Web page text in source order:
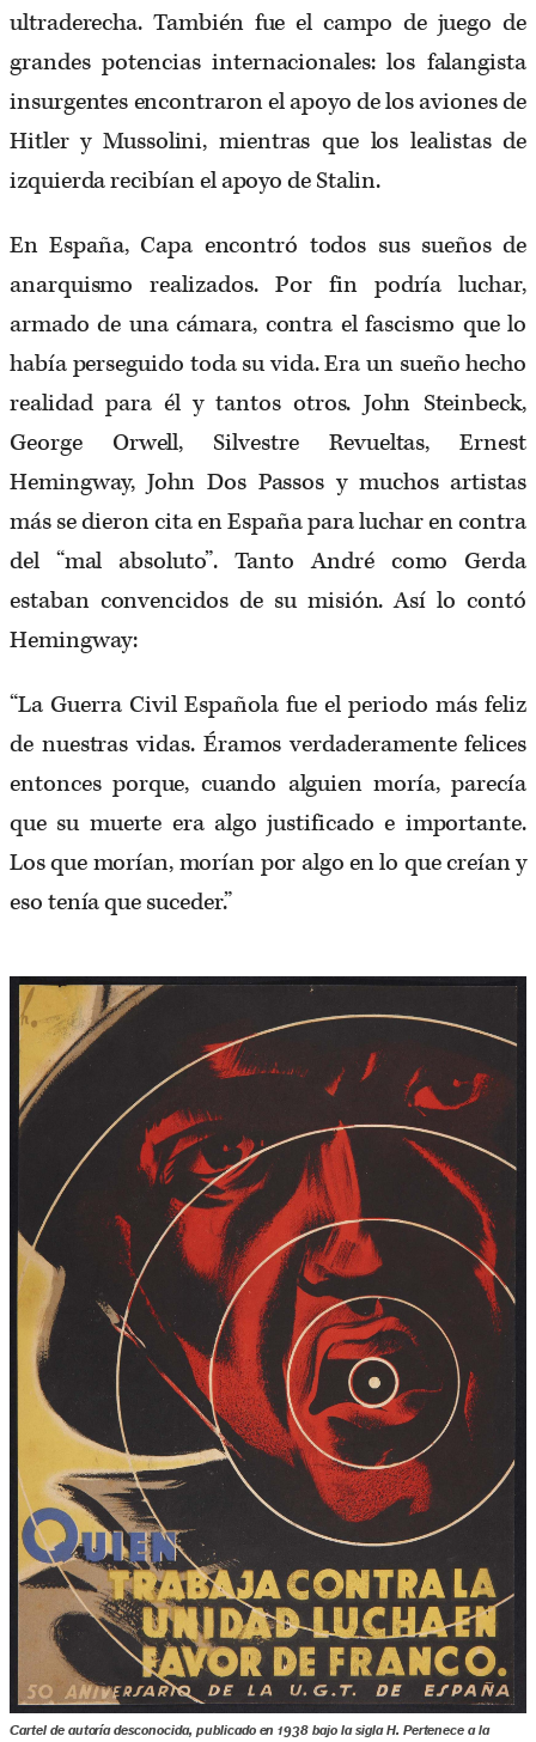
ultraderecha. También fue el campo de juego de
grandes potencias internacionales: los falangista
insurgentes encontraron el apoyo de los aviones de
Hitler y Mussolini, mientras que los lealistas de
izquierda recibían el apoyo de Stalin.
En España, Capa encontró todos sus sueños de
anarquismo realizados. Por fin podría luchar,
armado de una cámara, contra el fascismo que lo
había perseguido toda su vida. Era un sueño hecho
realidad para él y tantos otros. John Steinbeck,
George Orwell, Silvestre Revueltas, Ernest
Hemingway, John Dos Passos y muchos artistas
más se dieron cita en España para luchar en contra
del “mal absoluto”. Tanto André como Gerda
estaban convencidos de su misión. Así lo contó
Hemingway:
“La Guerra Civil Española fue el periodo más feliz
de nuestras vidas. Éramos verdaderamente felices
entonces porque, cuando alguien moría, parecía
que su muerte era algo justificado e importante.
Los que morían, morían por algo en lo que creían y
eso tenía que suceder.”
Cartel de autoría desconocida, publicado en 1938 bajo la sigla H. Pertenece a la